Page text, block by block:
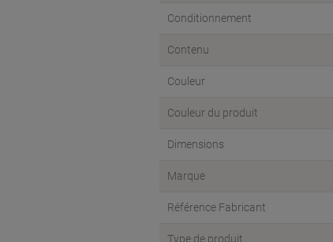
Conditionnement
Contenu
Couleur
Couleur du produit
Dimensions
Marque
Référence Fabricant
Type de produit